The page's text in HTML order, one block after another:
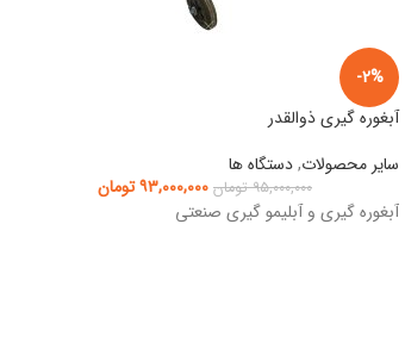
-2%
آبغوره گیری ذوالقدر
سایر محصولات,دستگاه ها
۹۵,۰۰۰,۰۰۰ تومان ۹۳,۰۰۰,۰۰۰تومان
آبغوره گیری و آبلیمو گیری صنعتی